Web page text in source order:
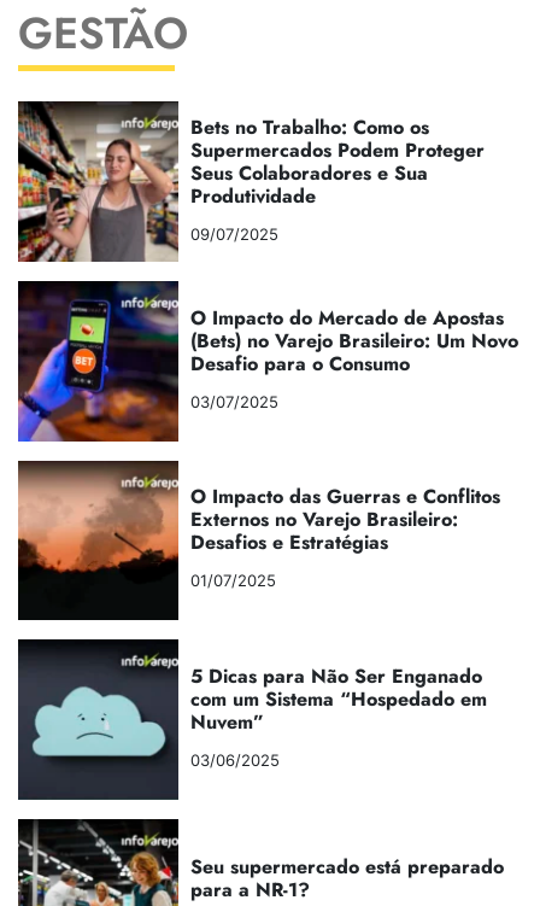
GESTÃO
Bets no Trabalho: Como os
Supermercados Podem Proteger
Seus Colaboradores e Sua
Produtividade
09/07/2025
O Impacto do Mercado de Apostas
(Bets) no Varejo Brasileiro: Um Novo
Desafio para o Consumo
03/07/2025
O Impacto das Guerras e Conflitos
Externos no Varejo Brasileiro:
Desafios e Estratégias
01/07/2025
5 Dicas para Não Ser Enganado
com um Sistema “Hospedado em
Nuvem”
03/06/2025
Seu supermercado está preparado
para a NR-1?